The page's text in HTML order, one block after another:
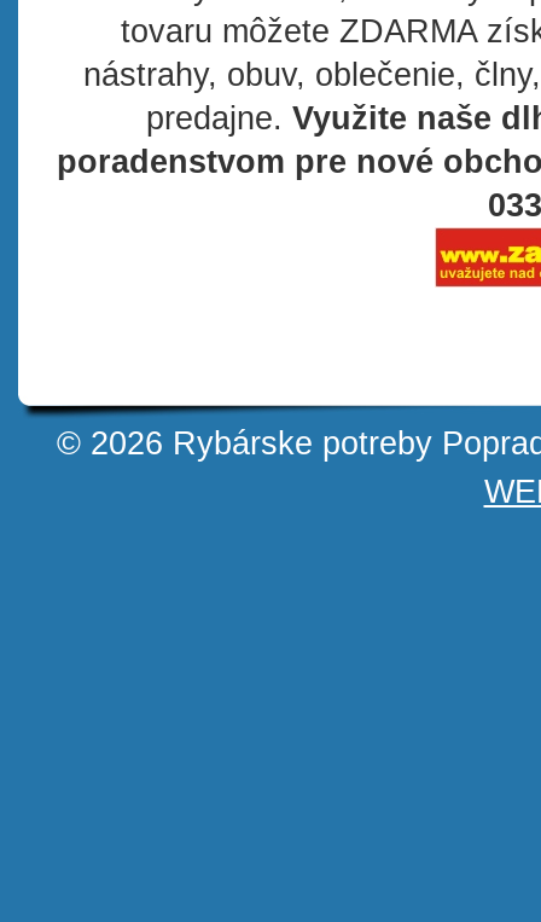
tovaru môžete ZDARMA
nástrahy, obuv, oblečenie,
predajne. Využite naše
poradenstvom pre nové
© 2026 Rybárske potreby